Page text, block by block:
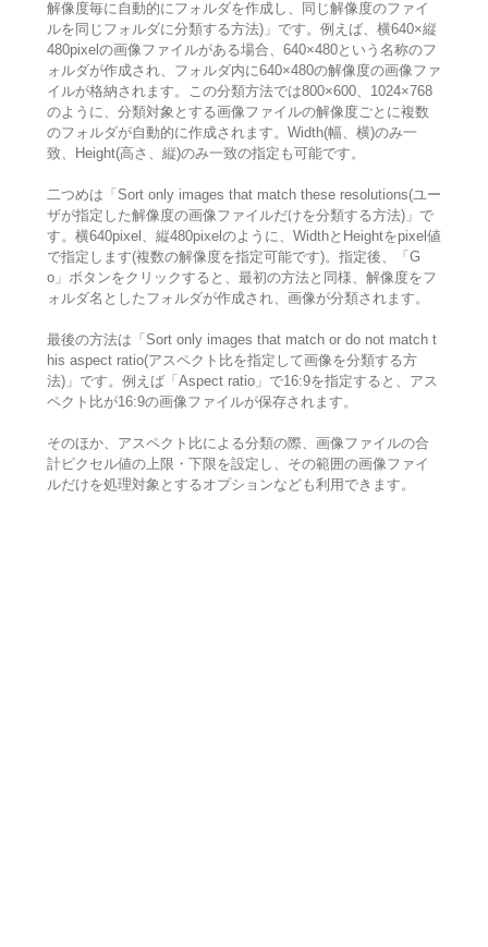
解像度毎に自動的にフォルダを作成し、同じ解像度のファイ
ルを同じフォルダに分類する方法)」です。例えば、横640×縦
480pixelの画像ファイルがある場合、640×480という名称のフ
ォルダが作成され、フォルダ内に640×480の解像度の画像ファ
イルが格納されます。この分類方法では800×600、1024×768
のように、分類対象とする画像ファイルの解像度ごとに複数
のフォルダが自動的に作成されます。Width(幅、横)のみ一
致、Height(高さ、縦)のみ一致の指定も可能です。
二つめは「Sort only images that match these resolutions(ユー
ザが指定した解像度の画像ファイルだけを分類する方法)」で
す。横640pixel、縦480pixelのように、WidthとHeightをpixel値
で指定します(複数の解像度を指定可能です)。指定後、「G
o」ボタンをクリックすると、最初の方法と同様、解像度をフ
ォルダ名としたフォルダが作成され、画像が分類されます。
最後の方法は「Sort only images that match or do not match t
his aspect ratio(アスペクト比を指定して画像を分類する方
法)」です。例えば「Aspect ratio」で16:9を指定すると、アス
ペクト比が16:9の画像ファイルが保存されます。
そのほか、アスペクト比による分類の際、画像ファイルの合
計ピクセル値の上限・下限を設定し、その範囲の画像ファイ
ルだけを処理対象とするオプションなども利用できます。